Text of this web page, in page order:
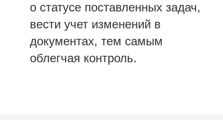
о статусе поставленных задач,
вести учет изменений в
документах, тем самым
облегчая контроль.